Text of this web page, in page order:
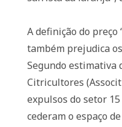
A definição do preço
também prejudica
Segundo estimativa
Citricultores
expulsos do setor
cederam o espaço